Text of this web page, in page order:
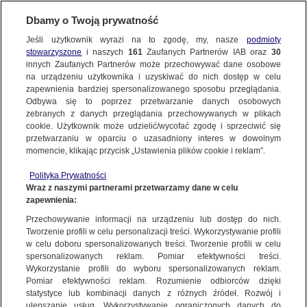
METEO
ŚWIAT
W panice wyskakiwali z okien, 14-latka
nie żyje. Trzęsienie ziemi w Turcji
3.06.2025, 09:48
Dbamy o Twoją prywatność
Jeśli użytkownik wyrazi na to zgodę, my, nasze podmioty
stowarzyszone i naszych 161Zaufanych Partnerów IAB oraz 30
innych Zaufanych Partnerów może przechowywać dane osobowe
na urządzeniu użytkownika i uzyskiwać do nich dostęp w celu
zapewnienia bardziej spersonalizowanego sposobu przeglądania.
Odbywa się to poprzez przetwarzanie danych osobowych
zebranych z danych przeglądania przechowywanych w plikach
cookie. Użytkownik może udzielić/wycofać zgodę i sprzeciwić się
przetwarzaniu w oparciu o uzasadniony interes w dowolnym
momencie, klikając przycisk „Ustawienia plików cookie i reklam”.
Polityka Prywatności
Wraz z naszymi partnerami przetwarzamy dane w celu
zapewnienia:
Przechowywanie informacji na urządzeniu lub dostęp do nich.
Tworzenie profili w celu personalizacji treści. Wykorzystywanie profili
w celu doboru spersonalizowanych treści. Tworzenie profili w celu
spersonalizowanych reklam. Pomiar efektywności treści.
Wykorzystanie profili do wyboru spersonalizowanych reklam.
Pomiar efektywności reklam. Rozumienie odbiorców dzięki
statystyce lub kombinacji danych z różnych źródeł. Rozwój i